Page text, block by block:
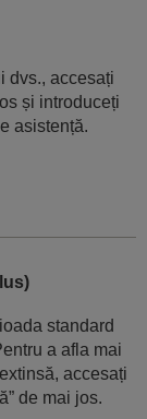
dvs., accesați
și introduceți
asistență.
standard
a afla mai
accesați
de mai jos.